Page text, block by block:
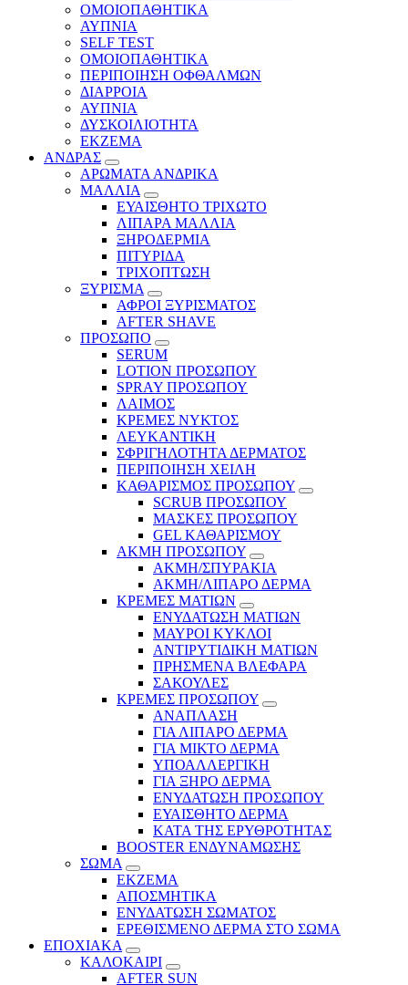
ΟΜΟΙΟΠΑΘΗΤΙΚΑ
ΑΥΠΝΙΑ
SELF TEST
ΟΜΟΙΟΠΑΘΗΤΙΚΑ
ΠΕΡΙΠΟΙΗΣΗ ΟΦΘΑΛΜΩΝ
ΔΙΑΡΡΟΙΑ
ΑΥΠΝΙΑ
ΔΥΣΚΟΙΛΙΟΤΗΤΑ
ΕΚΖΕΜΑ
ΑΝΔΡΑΣ
ΑΡΩΜΑΤΑ ΑΝΔΡΙΚΑ
ΜΑΛΛΙΑ
ΕΥΑΙΣΘΗΤΟ ΤΡΙΧΩΤΟ
ΛΙΠΑΡΑ ΜΑΛΛΙΑ
ΞΗΡΟΔΕΡΜΙΑ
ΠΙΤΥΡΙΔΑ
ΤΡΙΧΟΠΤΩΣΗ
ΞΥΡΙΣΜΑ
ΑΦΡΟΙ ΞΥΡΙΣΜΑΤΟΣ
AFTER SHAVE
ΠΡΟΣΩΠΟ
SERUM
LOTION ΠΡΟΣΩΠΟΥ
SPRAY ΠΡΟΣΩΠΟΥ
ΛΑΙΜΟΣ
ΚΡΕΜΕΣ ΝΥΚΤΟΣ
ΛΕΥΚΑΝΤΙΚΗ
ΣΦΡΙΓΗΛΟΤΗΤΑ ΔΕΡΜΑΤΟΣ
ΠΕΡΙΠΟΙΗΣΗ ΧΕΙΛΗ
ΚΑΘΑΡΙΣΜΟΣ ΠΡΟΣΩΠΟΥ
SCRUB ΠΡΟΣΩΠΟΥ
ΜΑΣΚΕΣ ΠΡΟΣΩΠΟΥ
GEL ΚΑΘΑΡΙΣΜΟΥ
ΑΚΜΗ ΠΡΟΣΩΠΟΥ
ΑΚΜΗ/ΣΠΥΡΑΚΙΑ
ΑΚΜΗ/ΛΙΠΑΡΟ ΔΕΡΜΑ
ΚΡΕΜΕΣ ΜΑΤΙΩΝ
ΕΝΥΔΑΤΩΣΗ ΜΑΤΙΩΝ
ΜΑΥΡΟΙ ΚΥΚΛΟΙ
ΑΝΤΙΡΥΤΙΔΙΚΗ ΜΑΤΙΩΝ
ΠΡΗΣΜΕΝΑ ΒΛΕΦΑΡΑ
ΣΑΚΟΥΛΕΣ
ΚΡΕΜΕΣ ΠΡΟΣΩΠΟΥ
ΑΝΑΠΛΑΣΗ
ΓΙΑ ΛΙΠΑΡΟ ΔΕΡΜΑ
ΓΙΑ ΜΙΚΤΟ ΔΕΡΜΑ
ΥΠΟΑΛΛΕΡΓΙΚΗ
ΓΙΑ ΞΗΡΟ ΔΕΡΜΑ
ΕΝΥΔΑΤΩΣΗ ΠΡΟΣΩΠΟΥ
ΕΥΑΙΣΘΗΤΟ ΔΕΡΜΑ
ΚΑΤΑ ΤΗΣ ΕΡΥΘΡΟΤΗΤΑΣ
BOOSTER ΕΝΔΥΝΑΜΩΣΗΣ
ΣΩΜΑ
ΕΚΖΕΜΑ
ΑΠΟΣΜΗΤΙΚΑ
ΕΝΥΔΑΤΩΣΗ ΣΩΜΑΤΟΣ
ΕΡΕΘΙΣΜΕΝΟ ΔΕΡΜΑ ΣΤΟ ΣΩΜΑ
ΕΠΟΧΙΑΚΑ
ΚΑΛΟΚΑΙΡΙ
AFTER SUN